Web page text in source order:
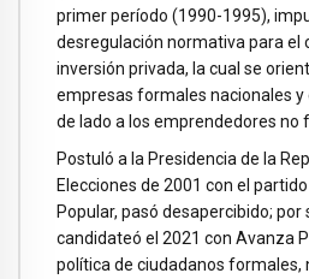
primer período (1990-1995),
desregulación normativa para el
inversión privada, la cual se
empresas formales nacionales y
de lado a los emprendedores no
Postuló a la Presidencia de la
Elecciones de 2001 con el
Popular, pasó desapercibido; por
candidateó el 2021 con Avanza
política de ciudadanos formales,